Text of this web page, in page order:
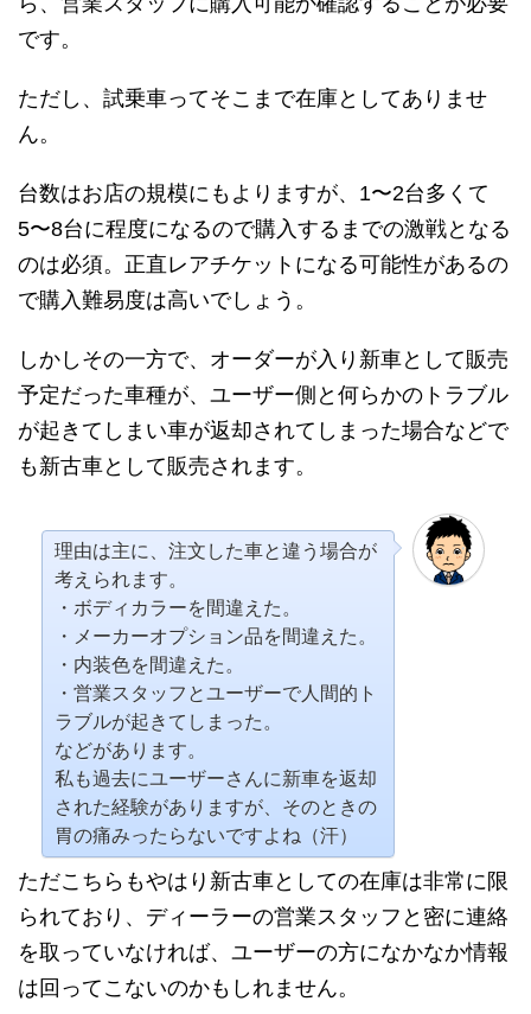
です。
ただし、試乗車ってそこまで在庫としてありませ
ん。
台数はお店の規模にもよりますが、1〜2台多くて
5〜8台に程度になるので購入するまでの激戦となる
のは必須。正直レアチケットになる可能性があるの
で購入難易度は高いでしょう。
しかしその一方で、オーダーが入り新車として販売
予定だった車種が、ユーザー側と何らかのトラブル
が起きてしまい車が返却されてしまった場合などで
も新古車として販売されます。
理由は主に、注文した車と違う場合が
考えられます。
・ボディカラーを間違えた。
・メーカーオプション品を間違えた。
・内装色を間違えた。
・営業スタッフとユーザーで人間的ト
ラブルが起きてしまった。
などがあります。
私も過去にユーザーさんに新車を返却
された経験がありますが、そのときの
胃の痛みったらないですよね（汗）
ただこちらもやはり新古車としての在庫は非常に限
られており、ディーラーの営業スタッフと密に連絡
を取っていなければ、ユーザーの方になかなか情報
は回ってこないのかもしれません。